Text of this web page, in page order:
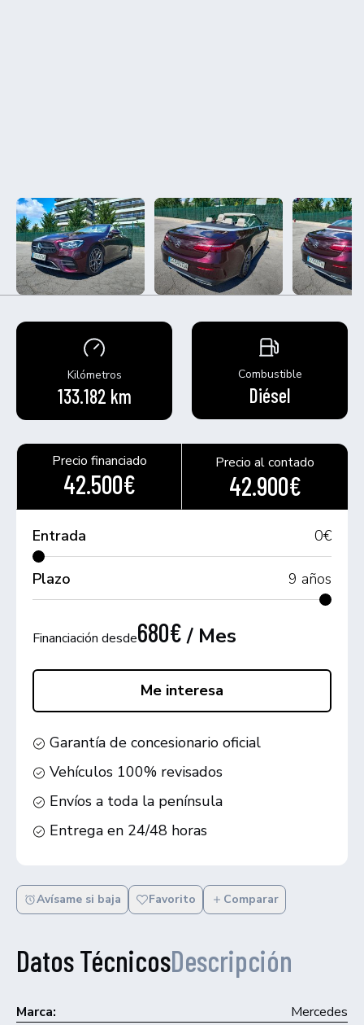
Kilómetros
133.182 km
Combustible
Diésel
Precio financiado
42.500€
Precio al contado
42.900€
Entrada 0€
Plazo 9 años
Financiación desde680€ / Mes
Me interesa
Garantía de concesionario oficial
Vehículos 100% revisados
Envíos a toda la península
Entrega en 24/48 horas
Avísame si baja Favorito Comparar
Datos TécnicosDescripción
Marca: Mercedes